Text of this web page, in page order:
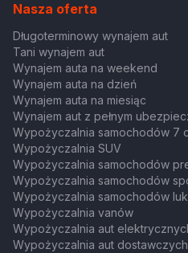
Nasza oferta
Długoterminowy wynajem aut
Tani wynajem aut
Wynajem auta na weekend
Wynajem auta na dzień
Wynajem auta na miesiąc
Wynajem aut z pełnym
Wypożyczalnia samochodów 7
Wypożyczalnia SUV
Wypożyczalnia samochodów
Wypożyczalnia samochodów
Wypożyczalnia samochodów
Wypożyczalnia vanów
Wypożyczalnia aut
Wypożyczalnia aut dostawczych